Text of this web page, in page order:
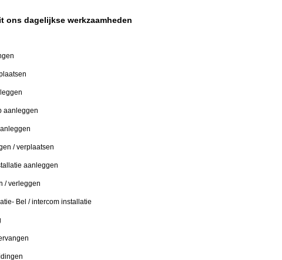
ons dagelijkse werkzaamheden
aanleggen
/ verplaatsen
aanleggen
/ verleggen
- Bel / intercom installatie